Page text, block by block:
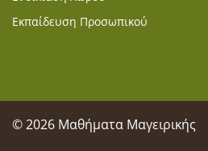
Εκπαίδευση Προσωπικού
© 2026 Μαθήματα Μαγειρικής